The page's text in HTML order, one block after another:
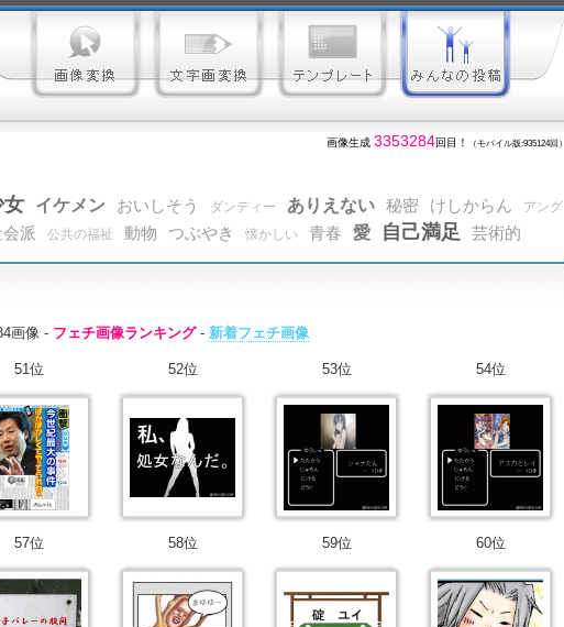
画像生成 3353284回目！ （モバイル版:935124回）
女 イケメン おいしそう ダンディー ありえない 秘密 けしからん
アング
会派 公共の福祉 動物 つぶやき 懐かしい 青春 愛 自己満足 芸術的
画像 - フェチ画像ランキング- 新着フェチ画像
51位 52位 53位 54位
57位 58位 59位 60位